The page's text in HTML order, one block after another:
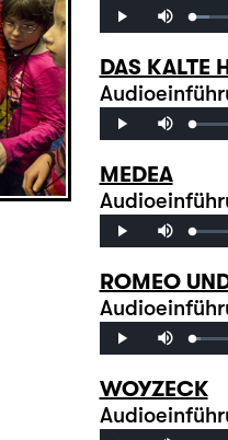
Play Progress
DAS KALTE
Play Progress
MEDEA
Play Progress
ROMEO
Play Progress
WOYZECK